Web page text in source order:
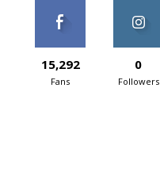
15,292
Fans
0
Followers